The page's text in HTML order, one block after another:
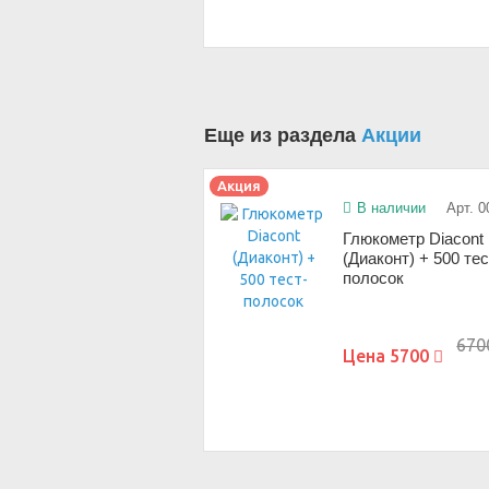
Еще из раздела Акции
Акция
В наличии Арт.
Глюкометр Diacont
(Диаконт) + 500
полосок
Цена 5700